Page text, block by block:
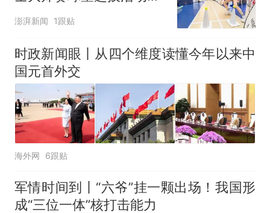
动
澎湃新闻 1跟贴
时政新闻眼丨从四个维度读懂今年以来中
国元首外交
海外网 6跟贴
军情时间到丨“六爷”挂一颗出场！我国形
成“三位一体”核打击能力